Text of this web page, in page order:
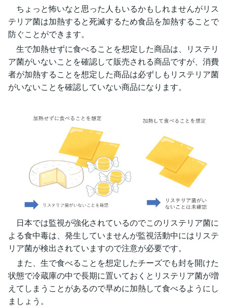
ちょっと怖いなと思った人もいるかもしれませんがリス
テリア菌は加熱すると死滅するため食品を加熱することで
防ぐことができます。
生で加熱せずに食べることを想定した商品は、リステリ
ア菌がいないことを確認して販売される商品ですが、消費
者が加熱することを想定した商品は必ずしもリステリア菌
がいないことを確認していない商品になります。
日本では監視が強化されているのでこのリステリア菌に
よる食中毒は、発生していませんが監視活動中にはリステ
リア菌が検出されていますので注意が必要です。
また、生で食べることを想定したチーズでも封を開けた
状態で冷蔵庫の中で長期に置いておくとリステリア菌が増
えてしまうことがあるので早めに加熱して食べるようにし
ましょう。